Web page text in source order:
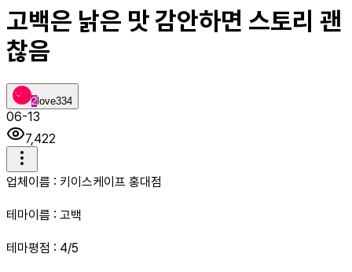
고백은 낡은 맛 감안하면 스토리 괜
찮음
2 love334
06-13
7,422
업체이름 : 키이스케이프 홍대점
테마이름 : 고백
테마평점 : 4/5